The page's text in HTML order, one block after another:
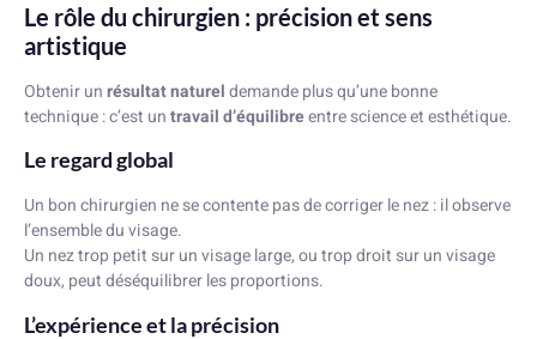
Le rôle du chirurgien : précision et sens
artistique
Obtenir unrésultat natureldemande plus qu’une bonne
technique : c’est untravail d’équilibreentre science et esthétique.
Le regard global
Un bon chirurgien ne se contente pas de corriger le nez : il observe
l’ensemble du visage.
Un nez trop petit sur un visage large, ou trop droit sur un visage
doux, peut déséquilibrer les proportions.
L’expérience et la précision